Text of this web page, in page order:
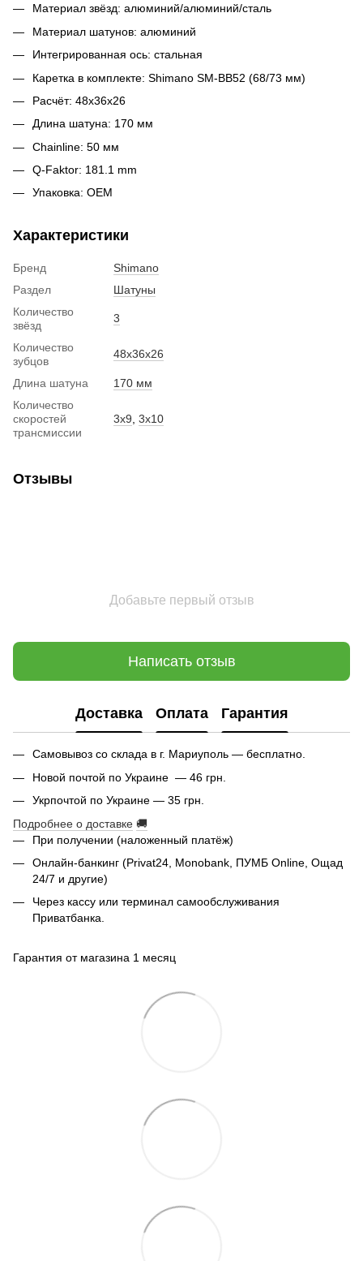
Материал звёзд: алюминий/алюминий/сталь
Материал шатунов: алюминий
Интегрированная ось: стальная
Каретка в комплекте: Shimano SM-BB52 (68/73 мм)
Расчёт: 48х36х26
Длина шатуна: 170 мм
Chainline: 50 мм
Q-Faktor: 181.1 mm
Упаковка: ОЕМ
Характеристики
Бренд
Shimano
Раздел
Шатуны
Количество
звёзд
3
Количество
зубцов
48x36x26
Длина шатуна
170 мм
Количество
скоростей
трансмиссии
3x9, 3x10
Отзывы
Добавьте первый отзыв
Написать отзыв
Доставка Оплата Гарантия
Самовывоз со склада в г. Мариуполь — бесплатно.
Новой почтой по Украине — 46 грн.
Укрпочтой по Украине — 35 грн.
Подробнее о доставке 🚚
При получении (наложенный платёж)
Онлайн-банкинг (Privat24, Monobank, ПУМБ Online, Ощад
24/7 и другие)
Через кассу или терминал самообслуживания
Приватбанка.
Гарантия от магазина 1 месяц